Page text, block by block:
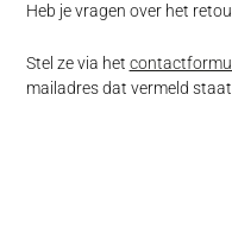
Heb je vragen over het
Stel ze via het
mailadres dat vermeld